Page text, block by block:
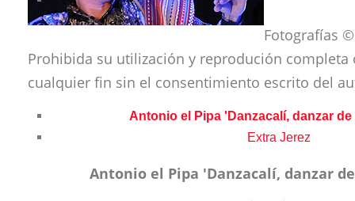
Fotografías
Prohibida su utilización y reprodución completa
cualquier fin sin el consentimiento escrito del
Antonio el Pipa 'Danzacalí, danzar
Extra Jerez
Antonio el Pipa 'Danzacalí, danzar